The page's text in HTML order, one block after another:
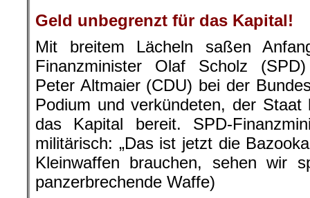
Geld unbegrenzt für das Kapital!
Mit breitem Lächeln saßen
Finanzminister Olaf Scholz
Peter Altmaier (CDU) bei der
Podium und verkündeten, der
das Kapital bereit. SPD-
militärisch: „Das ist jetzt die
Kleinwaffen brauchen, sehen wir
panzerbrechende Waffe)